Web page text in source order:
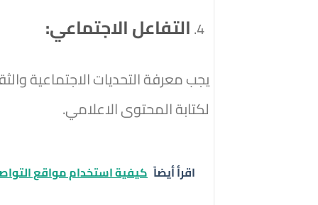
التفاعل الاجتماعي:
يجب معرفة التحديات الاجتماعية
لكتابة المحتوى الاعلامي.
اقرأ أيضاً كيفية استخدام مواقع